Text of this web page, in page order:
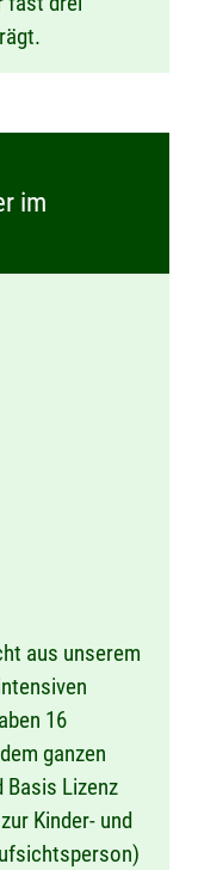
im
aus unserem
16
ganzen
Basis Lizenz
Kinder- und